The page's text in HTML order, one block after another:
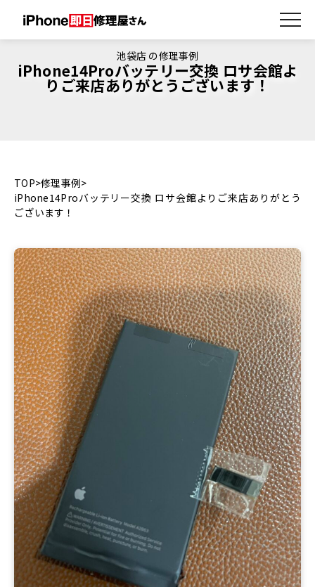
池袋店 の修理事例
iPhone14Proバッテリー交換 ロサ会館よ
りご来店ありがとうございます！
TOP 修理事例
iPhone14Proバッテリー交換 ロサ会館よりご来店ありがとう
ございます！